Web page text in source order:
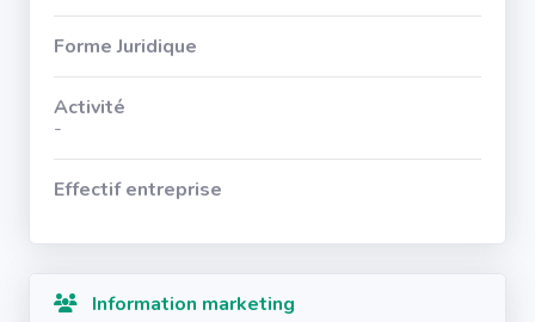
Forme Juridique
Activité
-
Effectif entreprise
Information marketing